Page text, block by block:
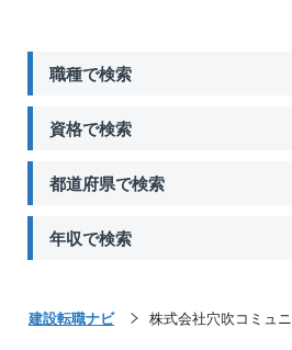
職種で検索
資格で検索
都道府県で検索
年収で検索
建設転職ナビ 株式会社穴吹コミュ